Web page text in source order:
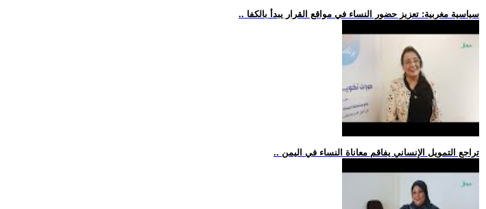
.. سياسية مغربية: تعزيز حضور النساء في مواقع القرار يبدأ بالكفا
.. تراجع التمويل الإنساني يفاقم معاناة النساء في اليمن